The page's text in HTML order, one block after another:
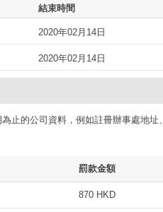
結束時間
2020年02月14日
2020年02月14日
止的公司資料，例如註冊辦事處地址
罰款金額
870 HKD